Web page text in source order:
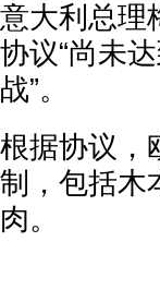
意大利总理
协议“尚未
战”。
根据协议，
制，包括木
肉。